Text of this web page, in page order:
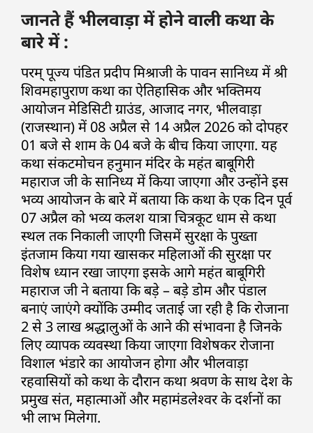
जानते हैं भीलवाड़ा में होने वाली कथा के
बारे में :
परम् पूज्य पंडित प्रदीप मिश्राजी के पावन सानिध्य में श्री
शिवमहापुराण कथा का ऐतिहासिक और भक्तिमय
आयोजन मेडिसिटी ग्राउंड, आजाद नगर, भीलवाड़ा
(राजस्थान) में 08 अप्रैल से 14 अप्रैल 2026 को दोपहर
01 बजे से शाम के 04 बजे के बीच किया जाएगा. यह
कथा संकटमोचन हनुमान मंदिर के महंत बाबूगिरी
महाराज जी के सानिध्य में किया जाएगा और उन्होंने इस
भव्य आयोजन के बारे में बताया कि कथा के एक दिन पूर्व
07 अप्रैल को भव्य कलश यात्रा चित्रकूट धाम से कथा
स्थल तक निकाली जाएगी जिसमें सुरक्षा के पुख्ता
इंतजाम किया गया खासकर महिलाओं की सुरक्षा पर
विशेष ध्यान रखा जाएगा इसके आगे महंत बाबूगिरी
महाराज जी ने बताया कि बड़े – बड़े डोम और पंडाल
बनाएं जाएंगे क्योंकि उम्मीद जताई जा रही है कि रोजाना
2 से 3 लाख श्रद्धालुओं के आने की संभावना है जिनके
लिए व्यापक व्यवस्था किया जाएगा विशेषकर रोजाना
विशाल भंडारे का आयोजन होगा और भीलवाड़ा
रहवासियों को कथा के दौरान कथा श्रवण के साथ देश के
प्रमुख संत, महात्माओं और महामंडलेश्वर के दर्शनों का
भी लाभ मिलेगा.